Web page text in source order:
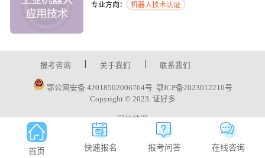
专业方向： 机器人技术认证
报考咨询 | 关于我们 | 联系我们
鄂公网安备 42018502006764号 鄂ICP备2023012210号
Copyright © 2023. 证好多
网站地图
首页 快速报名 报考问答 在线咨询